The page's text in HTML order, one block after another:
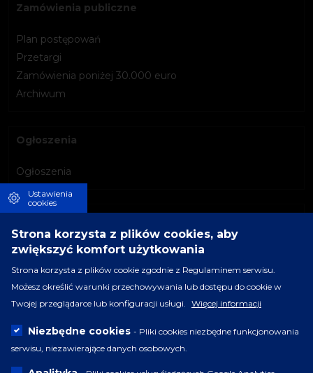
Zamówienia publiczne
Plan postępowań
Przetargi
Zamówienia poniżej 30.000 euro
Archiwum
Ogłoszenia
Ogłoszenia
Instrukcja korzystania
Redakcja
Polityka prywatności
Ustawienia
cookies
Strona korzysta z plików cookies, aby
zwiększyć komfort użytkowania
Strona korzysta z plików cookie zgodnie z Regulaminem serwisu.
Możesz określić warunki przechowywania lub dostępu do cookie w
Twojej przeglądarce lub konfiguracji usługi. Więcej informacji
Niezbędne cookies - Pliki cookies niezbędne funkcjonowania
serwisu, niezawierające danych osobowych.